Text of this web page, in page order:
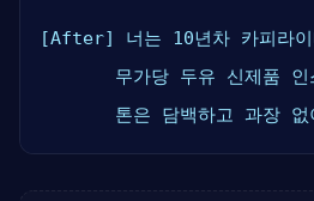
[After] 너는 10년차 카피라이
무가당 두유 신제품 인
톤은 담백하고 과장 없